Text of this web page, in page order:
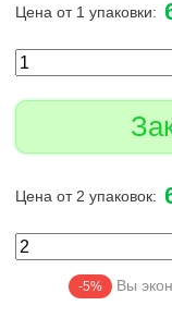
Цена от 1 упаковки:
Цена от 2 упаковок:
-5% Вы